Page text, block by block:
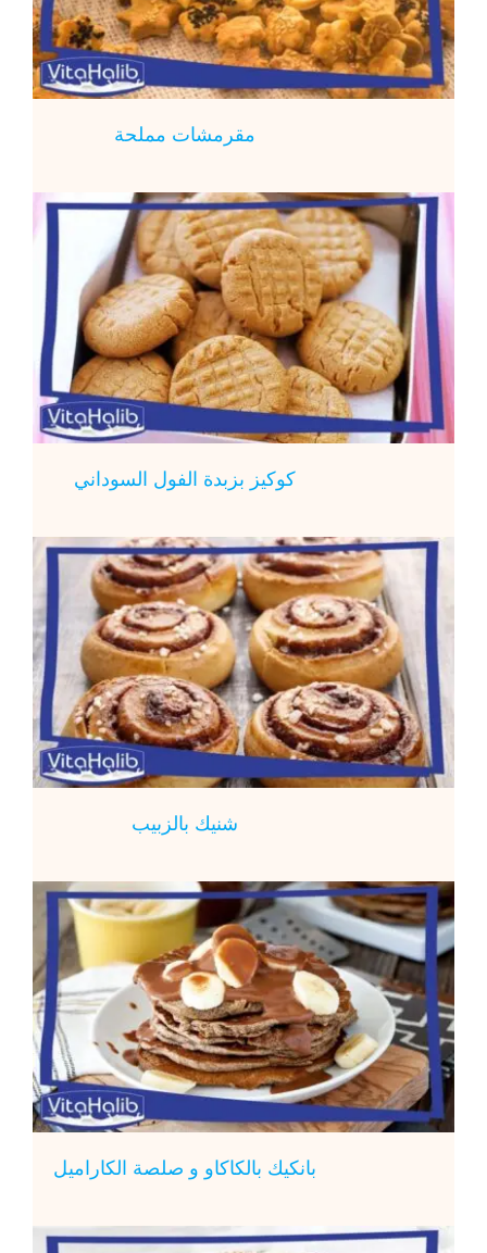
مقرمشات مملحة
كوكيز بزبدة الفول السوداني
شنيك بالزبيب
بانكيك بالكاكاو و صلصة الكاراميل